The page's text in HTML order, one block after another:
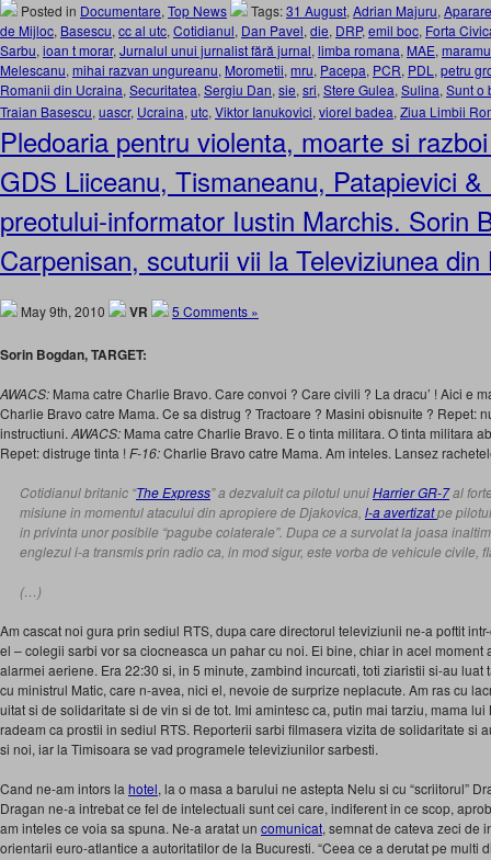
Posted in Documentare, Top News Tags:31 August, Adrian Majuru,
de Mijloc, Basescu, cc al utc, Cotidianul, Dan Pavel, die, DRP, emil boc, Forta
Sarbu, ioan t morar, Jurnalul unui jurnalist fără jurnal, limba romana, MAE,
Melescanu, mihai razvan ungureanu, Morometii, mru, Pacepa, PCR, PDL , petru
Romanii din Ucraina, Securitatea, Sergiu Dan, sie, sri, Stere Gulea, Sulina, Sunt o
Traian Basescu, uascr, Ucraina, utc, Viktor Ianukovici, viorel badea, Ziua Limbii
Pledoaria pentru violenta, moarte si
GDS Liiceanu, Tismaneanu, Patapievici
preotului-informator Iustin Marchis. Sorin
Carpenisan, scuturii vii la Televiziunea din
May 9th, 2010 VR 5 Comments »
Sorin Bogdan, TARGET:
AWACS: Mama catre Charlie Bravo. Care convoi ? Care civili ? La dracu’ ! Aici e
Charlie Bravo catre Mama. Ce sa distrug ? Tractoare ? Masini obisnuite ? Repet:
instructiuni. AWACS: Mama catre Charlie Bravo. E o tinta militara. O tinta militara
Repet: distruge tinta !F-16:Charlie Bravo catre Mama. Am inteles. Lansez
Cotidianul britanic “The Express” a dezvaluit ca pilotul unuiHarrier GR-7al
misiune in momentul atacului din apropiere de Djakovica, l-a avertizatpe
in privinta unor posibile “pagube colaterale”. Dupa ce a survolat la joasa
englezul i-a transmis prin radio ca, in mod sigur, este vorba de vehicule civile,
(…)
Am cascat noi gura prin sediul RTS, dupa care directorul televiziunii ne-a poftit
el – colegii sarbi vor sa ciocneasca un pahar cu noi. Ei bine, chiar in acel moment
alarmei aeriene. Era 22:30 si, in 5 minute, zambind incurcati, toti ziaristii si-au luat
cu ministrul Matic, care n-avea, nici el, nevoie de surprize neplacute. Am ras cu
uitat si de solidaritate si de vin si de tot. Imi amintesc ca, putin mai tarziu, mama
radeam ca prostii in sediul RTS. Reporterii sarbi filmasera vizita de solidaritate si
si noi, iar la Timisoara se vad programele televiziunilor sarbesti.
Cand ne-am intors la hotel, la o masa a barului ne astepta Nelu si cu “scriitorul”
Dragan ne-a intrebat ce fel de intelectuali sunt cei care, indiferent in ce scop,
am inteles ce voia sa spuna. Ne-a aratat un comunicat, semnat de cateva zeci de
orientarii euro-atlantice a autoritatilor de la Bucuresti. “Ceea ce a derutat pe multi